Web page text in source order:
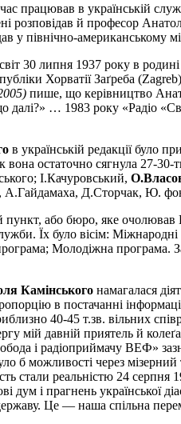
працював в українській
розповідав й професор
у північно-американському
30 липня 1937 року в
Хорватії Заґреба
пише, що керівництво
далі?» … 1983 року «Радіо
в українській редакції було
вона остаточно сягнула 27-
І.Качуровський,
Д.Сторчак, Ю.
пункт, або бюро, яке
Їх було вісім:
Молодіжна
Камінського намагалася
в постачанні
40-45 т.зв. вільних
мій давній приятель й
і радіоприймачу ВЕФ»
б можливості через
стали реальністю 24
і прагнень української
Це — наша спільна